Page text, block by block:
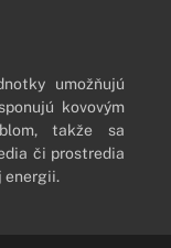
umožňujú
kovovým
takže sa
či prostredia
energii.